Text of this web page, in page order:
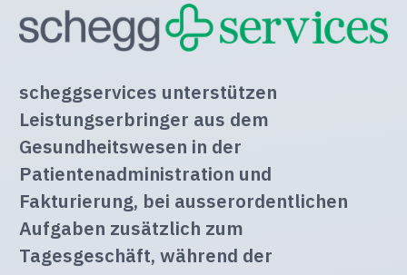
scheggservices unterstützen
Leistungserbringer aus dem
Gesundheitswesen in der
Patientenadministration und
Fakturierung, bei ausserordentlichen
Aufgaben zusätzlich zum
Tagesgeschäft, während der